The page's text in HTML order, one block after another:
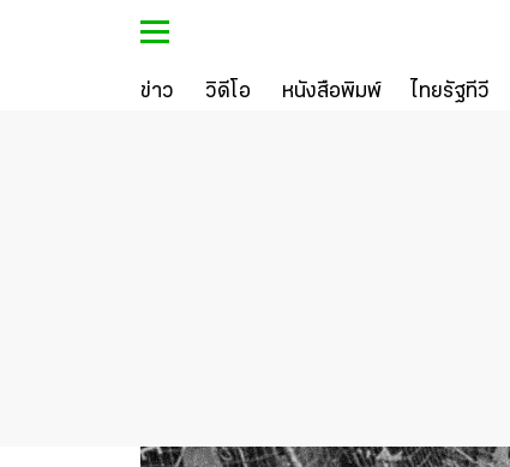
ข่าว วิดีโอ หนังสือพิมพ์ ไทยรัฐทีวี